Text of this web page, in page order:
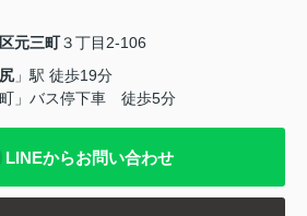
元三町３丁目2-106
」駅 徒歩19分
」バス停下車 徒歩5分
LINEからお問い合わせ